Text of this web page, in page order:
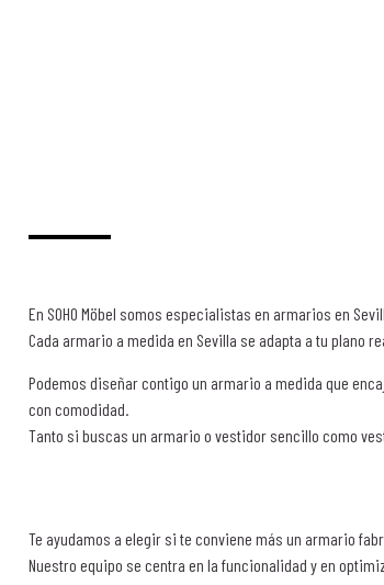
En SOHO Möbel somos especialistas en armarios en
Cada armario a medida en Sevilla se adapta a tu
Podemos diseñar contigo un armario a medida que
con comodidad.
Tanto si buscas un armario o vestidor sencillo como
Te ayudamos a elegir si te conviene más un armario
Nuestro equipo se centra en la funcionalidad y en